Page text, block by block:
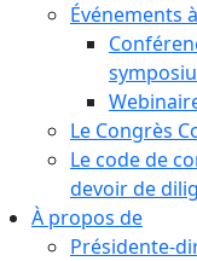
Événements
Le Congrès
Le code de
devoir de
À propos de
Présidente-